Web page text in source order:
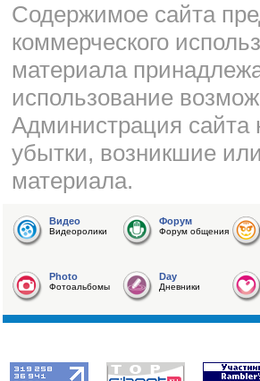
Cодержимое сайта
коммерческого
материала
использование
Администрация сайта
убытки, возникшие
материала.
Видео
Видеоролики
Форум
Форум общения
Photo
Фотоальбомы
Day
Дневники